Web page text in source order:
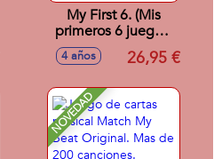
My First 6. (Mis
primeros 6 juegos)
Tangram,Mikado,Parchís,
Oca, Dominó y
4 años 26,95 €
NOVEDAD